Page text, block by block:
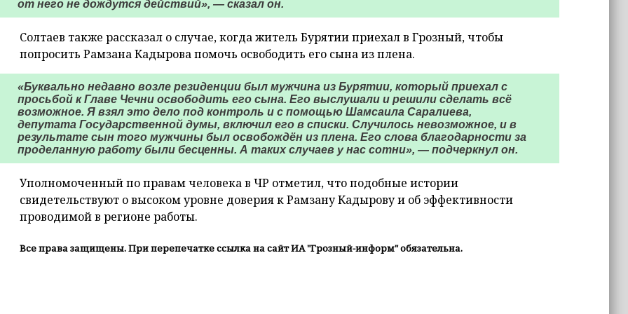
от него не дождутся действий», — сказал он.
Солтаев также рассказал о случае, когда житель Бурятии приехал в Грозный, чтобы
попросить Рамзана Кадырова помочь освободить его сына из плена.
«Буквально недавно возле резиденции был мужчина из Бурятии, который приехал с
просьбой к Главе Чечни освободить его сына. Его выслушали и решили сделать всё
возможное. Я взял это дело под контроль и с помощью Шамсаила Саралиева,
депутата Государственной думы, включил его в списки. Случилось невозможное, и в
результате сын того мужчины был освобождён из плена. Его слова благодарности за
проделанную работу были бесценны. А таких случаев у нас сотни», — подчеркнул он.
Уполномоченный по правам человека в ЧР отметил, что подобные истории
свидетельствуют о высоком уровне доверия к Рамзану Кадырову и об эффективности
проводимой в регионе работы.
Все права защищены. При перепечатке ссылка на сайт ИА "Грозный-информ" обязательна.